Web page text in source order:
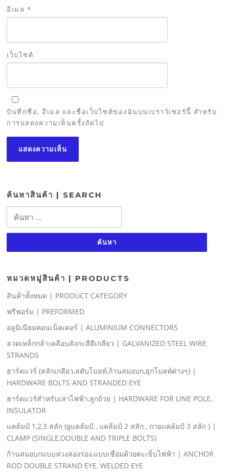
อีเมล *
เว็บไซต์
บันทึกชื่อ, อีเมล และชื่อเว็บไซต์ของฉันบนเบราว์เซอร์นี้ สำหรับ
การแสดงความเห็นครั้งถัดไป
ค้นหาสินค้า | SEARCH
ค้นหา
สำหรับ:
หมวดหมู่สินค้า | PRODUCTS
สินค้าทั้งหมด | PRODUCT CATEGORY
ฟรีฟอร์ม | PREFORMED
อลูมิเนียมคอนเน็คเตอร์ | ALUMINIUM CONNECTORS
ลวดเหล็กกล้าเคลือบสังกะสีตีเกลียว | GALVANIZED STEEL WIRE
STRANDS
ฮาร์ดแวร์ (สลักเกลียว,สตับโบลท์,ก้านสมอบก,ฮุกโบลท์ต่างๆ) |
HARDWARE BOLTS AND STRANDED EYE
ฮาร์ดแวร์สําหรับเสาไฟฟ้า,ลูกถ้วย | HARDWARE FOR LINE POLE,
INSULATOR
แคล้มป์ 1,2,3 สลัก (ยูแคล้มป์ , แคล้มป์ 2 สลัก , กายแคล้มป์ 3 สลัก ) |
CLAMP (SINGLE,DOUBLE AND TRIPLE BOLTS)
ก้านสมอบกแบบห่วงสองร่อง,แบบเชื่อมด้วยตะเข็บไฟฟ้า | ANCHOR
ROD DOUBLE STRAND EYE, WELDED EYE